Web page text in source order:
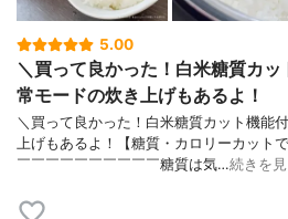
5.00
＼買って良かった！白米糖質カ
常モードの炊き上げもあるよ！
＼買って良かった！白米糖質カット機能
上げもあるよ！⁡【糖質・カロリーカット
￣￣￣￣￣￣￣￣￣￣⁡糖質は気…続きを